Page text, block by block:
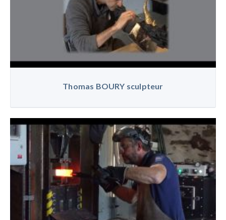
Thomas BOURY sculpteur